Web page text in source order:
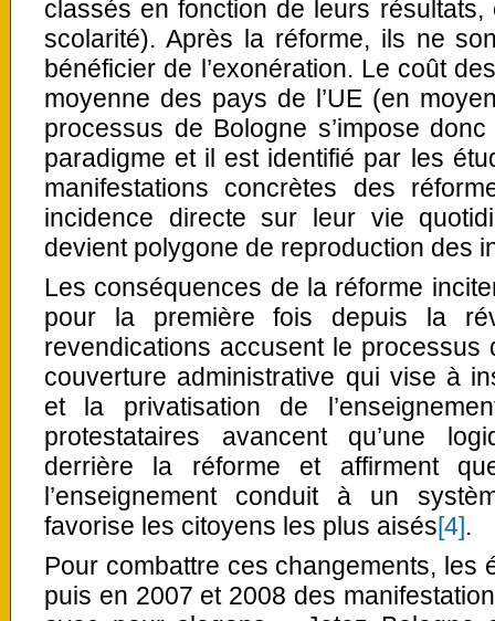
classés en fonction de leurs
scolarité). Après la réforme, ils ne
bénéficier de l’exonération. Le coût
moyenne des pays de l’UE (en
processus de Bologne s’impose
paradigme et il est identifié par les
manifestations concrètes des
incidence directe sur leur vie
devient polygone de reproduction des
Les conséquences de la réforme
pour la première fois depuis la
revendications accusent le processus
couverture administrative qui vise à
et la privatisation de
protestataires avancent qu’une
derrière la réforme et affirment
l’enseignement conduit à un
favorise les citoyens les plus aisés[4].
Pour combattre ces changements, les
puis en 2007 et 2008 des